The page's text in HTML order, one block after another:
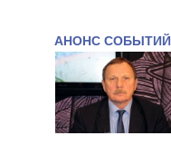
АНОНС СОБЫТИЙ